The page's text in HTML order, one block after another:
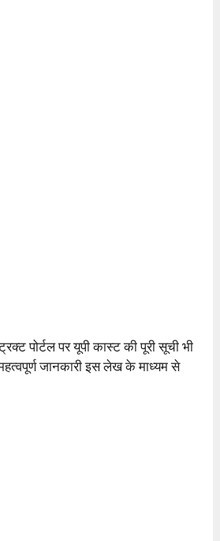
पोर्टल पर यूपी कास्ट की पूरी सूची भी
जानकारी इस लेख के माध्यम से